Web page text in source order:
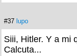
#37 lupo
Siii, Hitler. Y a mi
Calcuta...